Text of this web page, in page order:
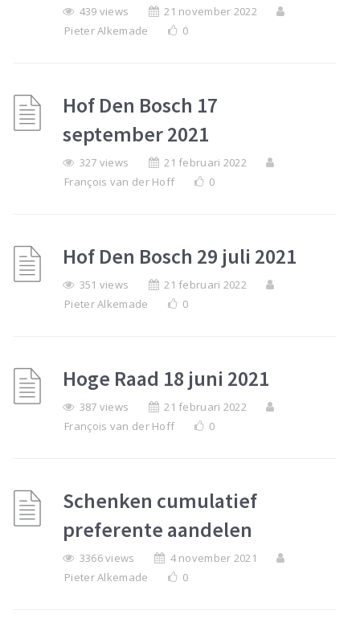
439 views
21 november 2022
Pieter Alkemade
0
Hof Den Bosch 17
september 2021
327 views
21 februari 2022
François van der Hoff
0
Hof Den Bosch 29 juli 2021
351 views
21 februari 2022
Pieter Alkemade
0
Hoge Raad 18 juni 2021
387 views
21 februari 2022
François van der Hoff
0
Schenken cumulatief
preferente aandelen
3366 views
4 november 2021
Pieter Alkemade
0